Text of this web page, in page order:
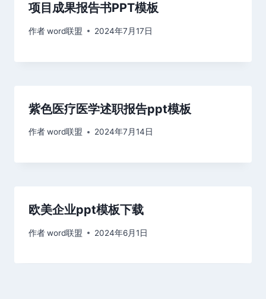
项目成果报告书PPT模板
作者word联盟 2024年7月17日
紫色医疗医学述职报告ppt模板
作者word联盟 2024年7月14日
欧美企业ppt模板下载
作者word联盟 2024年6月1日